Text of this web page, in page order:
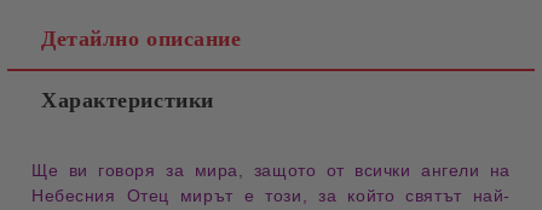
Детайлно описание
Характеристики
Ще ви говоря за мира
, защото от всички ангели на
Небесния Отец
мирът е този, за който святът най-